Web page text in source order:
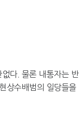
다. 물론 내통자는 반
상수배범의 일당들을